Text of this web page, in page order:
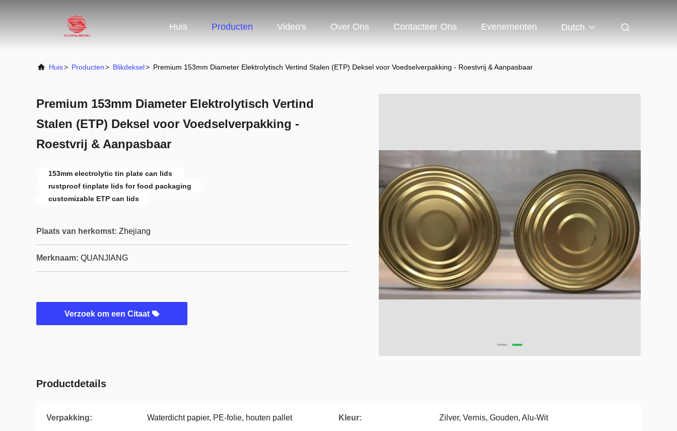
Huis Producten Video's Over Ons Contacteer Ons Evenementen Dutch
Huis> Producten> Blikdeksel> Premium 153mm Diameter Elektrolytisch Vertind Stalen (ETP) Deksel voor Voedselverpakking - Roestvrij & Aanpasbaar
Premium 153mm Diameter Elektrolytisch Vertind
Stalen (ETP) Deksel voor Voedselverpakking -
Roestvrij & Aanpasbaar
153mm electrolytic tin plate can lids
rustproof tinplate lids for food packaging
customizable ETP can lids
Plaats van herkomst: Zhejiang
Merknaam: QUANJIANG
Verzoek om een Citaat
Productdetails
Verpakking: Waterdicht papier, PE-folie, houten pallet Kleur: Zilver, Vernis, Gouden, Alu-Wit